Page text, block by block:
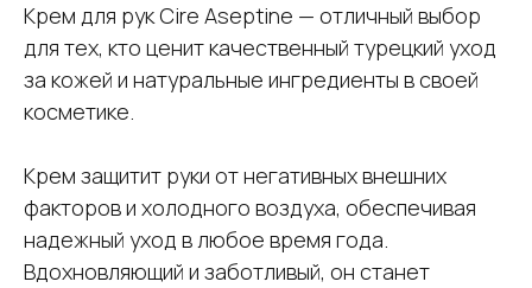
Крем для рук Cire Aseptine — отличный выбор
для тех, кто ценит качественный турецкий уход
за кожей и натуральные ингредиенты в своей
косметике.
Крем защитит руки от негативных внешних
факторов и холодного воздуха, обеспечивая
надежный уход в любое время года.
Вдохновляющий и заботливый, он станет